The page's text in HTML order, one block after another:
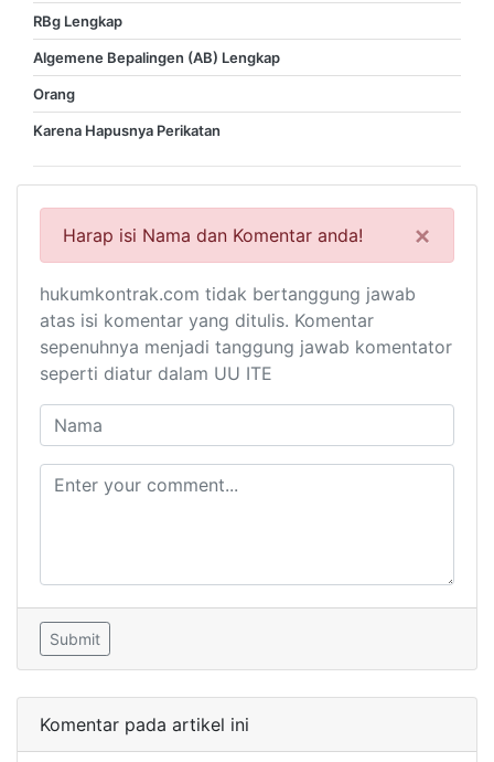
RBg Lengkap
Algemene Bepalingen (AB) Lengkap
Orang
Karena Hapusnya Perikatan
×
Harap isi Nama dan Komentar anda!
hukumkontrak.com tidak bertanggung jawab
atas isi komentar yang ditulis. Komentar
sepenuhnya menjadi tanggung jawab komentator
seperti diatur dalam UU ITE
Submit
Komentar pada artikel ini